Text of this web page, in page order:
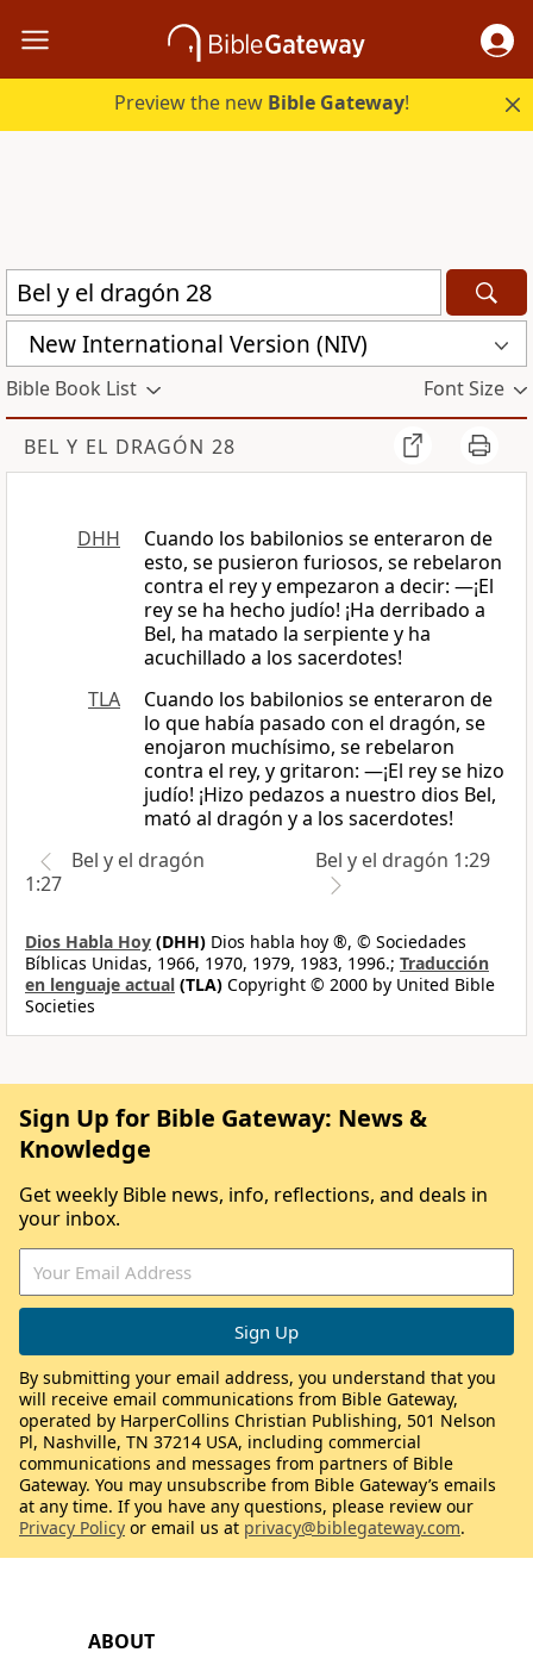
Preview the new Bible Gateway!
New International Version (NIV)
Bible Book List Font Size
BEL Y EL DRAGÓN 28
DHH
Cuando los babilonios se enteraron de
esto, se pusieron furiosos, se rebelaron
contra el rey y empezaron a decir: —¡El
rey se ha hecho judío! ¡Ha derribado a
Bel, ha matado la serpiente y ha
acuchillado a los sacerdotes!
TLA
Cuando los babilonios se enteraron de
lo que había pasado con el dragón, se
enojaron muchísimo, se rebelaron
contra el rey, y gritaron: —¡El rey se hizo
judío! ¡Hizo pedazos a nuestro dios Bel,
mató al dragón y a los sacerdotes!
Bel y el dragón
1:27
Bel y el dragón 1:29
Dios Habla Hoy (DHH) Dios habla hoy ®, © Sociedades
Bíblicas Unidas, 1966, 1970, 1979, 1983, 1996.; Traducción
en lenguaje actual (TLA) Copyright © 2000 by United Bible
Societies
ABOUT
Sign Up for Bible Gateway: News &
Knowledge
Get weekly Bible news, info, reflections, and deals in
your inbox.
By submitting your email address, you understand that you
will receive email communications from Bible Gateway,
operated by HarperCollins Christian Publishing, 501 Nelson
Pl, Nashville, TN 37214 USA, including commercial
communications and messages from partners of Bible
Gateway. You may unsubscribe from Bible Gateway’s emails
at any time. If you have any questions, please review our
Privacy Policy or email us at privacy@biblegateway.com.